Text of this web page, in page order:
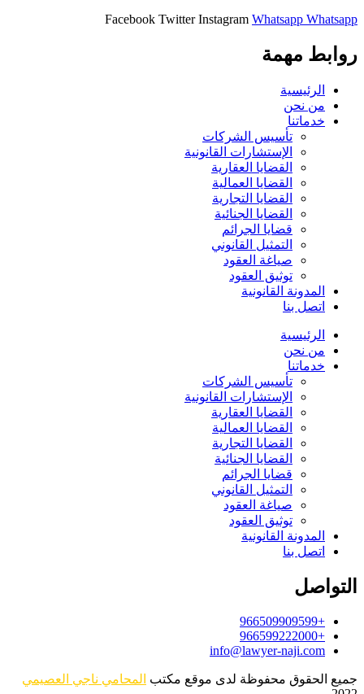
Facebook Twitter Instagram Whatsapp Whatsapp
روابط مهمة
الرئيسية
من نحن
خدماتنا
تأسيس الشركات
الإستشارات القانونية
القضايا العقارية
القضايا العمالية
القضايا التجارية
القضايا الجنائية
قضايا الجرائم
التمثيل القانوني
صياغة العقود
توثيق العقود
المدونة القانونية
اتصل بنا
الرئيسية
من نحن
خدماتنا
تأسيس الشركات
الإستشارات القانونية
القضايا العقارية
القضايا العمالية
القضايا التجارية
القضايا الجنائية
قضايا الجرائم
التمثيل القانوني
صياغة العقود
توثيق العقود
المدونة القانونية
اتصل بنا
التواصل
+966509909599
+966599222000
info@lawyer-naji.com
جميع الحقوق محفوظة لدى موقع مكتب المحامي ناجي العصيمي